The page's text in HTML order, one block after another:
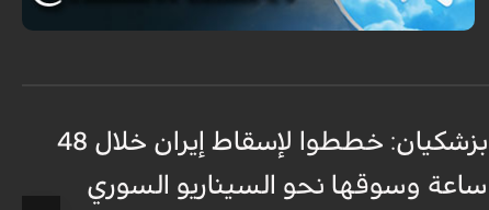
بزشكيان: خططوا لإسقاط إيران خلال 48
ساعة وسوقها نحو السيناريو السوري